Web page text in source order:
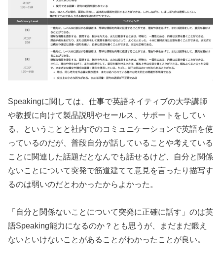
Speakingに関しては、仕事で英語ネイティブの大学講師
や教授に向けて製品説明やセールス、サポートをしてい
る、ということと社内でのコミュニケーションで英語を使
っているのだが、普段自分が話していることや考えている
ことに関連した話題だとなんでも話せるけど、自分と関係
ないことについて突発で筋道建てて意見を言ったり描写す
るのは弱いのだとわかったからよかった。
「自分と関係ないことについて突発に正確に話す」のは英
語Speaking能力になるのか？とも思うが、まだまだ鍛え
ないといけないことがあることがわかったことが良い。